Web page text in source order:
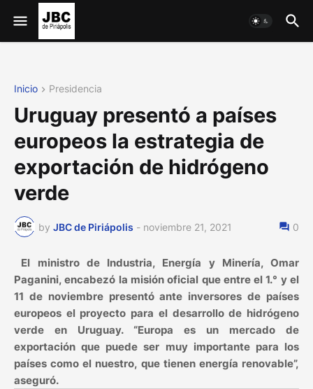
Inicio Presidencia
Uruguay presentó a países
europeos la estrategia de
exportación de hidrógeno
verde
by JBC de Piriápolis - noviembre 21, 2021 0
El ministro de Industria, Energía y Minería, Omar
Paganini, encabezó la misión oficial que entre el 1.° y el
11 de noviembre presentó ante inversores de países
europeos el proyecto para el desarrollo de hidrógeno
verde en Uruguay. “Europa es un mercado de
exportación que puede ser muy importante para los
países como el nuestro, que tienen energía renovable”,
aseguró.